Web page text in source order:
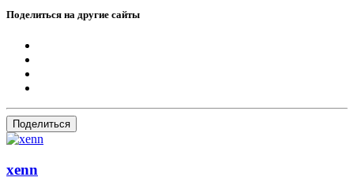
Поделиться на другие сайты
Поделиться
xenn